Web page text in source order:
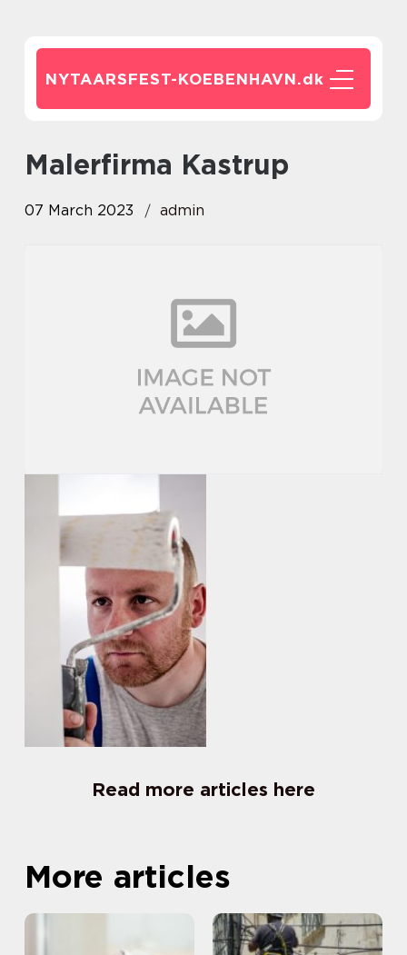
NYTAARSFEST-KOEBENHAVN.dk
Malerfirma Kastrup
07 March 2023 admin
Read more articles here
More articles